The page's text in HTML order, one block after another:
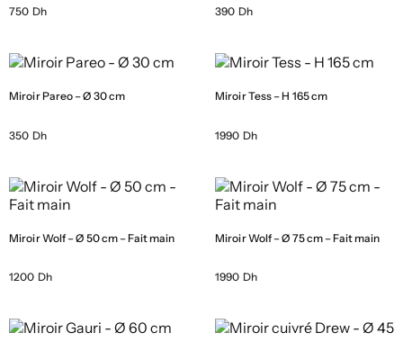
750 Dh 390 Dh
Miroir Pareo – Ø 30 cm
350 Dh
Miroir Tess – H 165 cm
1990 Dh
Miroir Wolf – Ø 50 cm – Fait main
1200 Dh
Miroir Wolf – Ø 75 cm – Fait main
1990 Dh